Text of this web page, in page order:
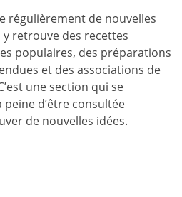
régulièrement de nouvelles
retrouve des recettes
populaires, des préparations
et des associations de
une section qui se
d’être consultée
de nouvelles idées.